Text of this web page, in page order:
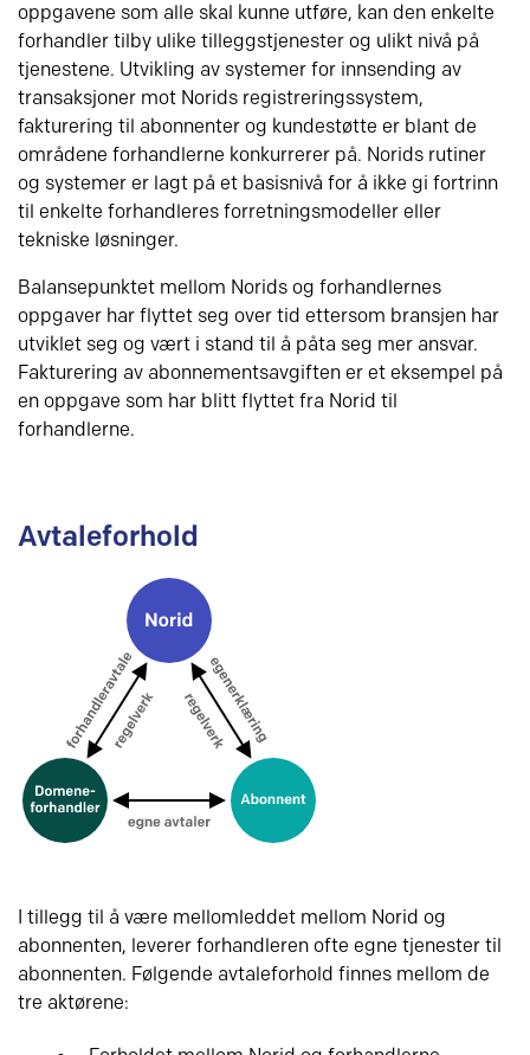
oppgavene som alle skal kunne utføre, kan den enkelte
forhandler tilby ulike tilleggstjenester og ulikt nivå på
tjenestene. Utvikling av systemer for innsending av
transaksjoner mot Norids registreringssystem,
fakturering til abonnenter og kundestøtte er blant de
områdene forhandlerne konkurrerer på. Norids rutiner
og systemer er lagt på et basisnivå for å ikke gi fortrinn
til enkelte forhandleres forretningsmodeller eller
tekniske løsninger.
Balansepunktet mellom Norids og forhandlernes
oppgaver har flyttet seg over tid ettersom bransjen har
utviklet seg og vært i stand til å påta seg mer ansvar.
Fakturering av abonnementsavgiften er et eksempel på
en oppgave som har blitt flyttet fra Norid til
forhandlerne.
Avtaleforhold
I tillegg til å være mellomleddet mellom Norid og
abonnenten, leverer forhandleren ofte egne tjenester til
abonnenten. Følgende avtaleforhold finnes mellom de
tre aktørene: